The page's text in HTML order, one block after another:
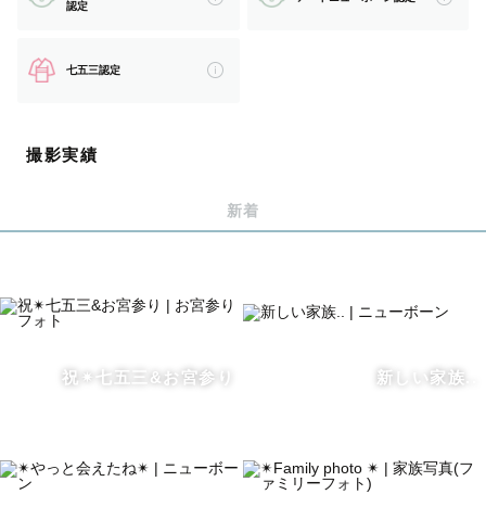
💬自然と笑顔になるような雰囲気を作っていただいたおか
━━━━━━━━━━━━━━━━━━━━━━━━
✨
ファミリー・お宮参り・７５３等なんでもお任せくださ
す！
認定
七五三認定
撮影実績
新着
祝✴︎七五三&お宮参り 新しい家族..